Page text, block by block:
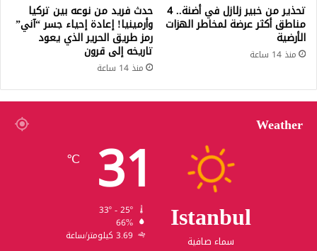
تحذير من خبير زلازل في أضنة.. 4
مناطق أكثر عرضة لمخاطر الهزات
الأرضية
منذ 14 ساعة
حدث فريد من نوعه بين تركيا
وأرمينيا! إعادة إحياء جسر “آني”
رمز طريق الحرير الذي يعود
تاريخه إلى قرون
منذ 14 ساعة
Weather
Istanbul
سماء صافية
31
℃
66%
3.69 كيلومتر/ساعة